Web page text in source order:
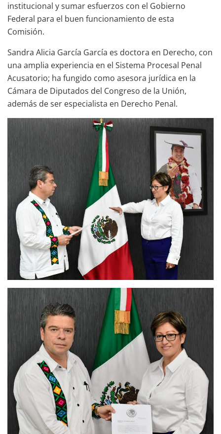
institucional y sumar esfuerzos con el Gobierno
Federal para el buen funcionamiento de esta
Comisión.
Sandra Alicia García García es doctora en Derecho, con
una amplia experiencia en el Sistema Procesal Penal
Acusatorio; ha fungido como asesora jurídica en la
Cámara de Diputados del Congreso de la Unión,
además de ser especialista en Derecho Penal.